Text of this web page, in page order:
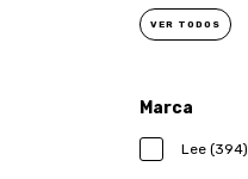
VER TODOS
Marca
Lee (394)